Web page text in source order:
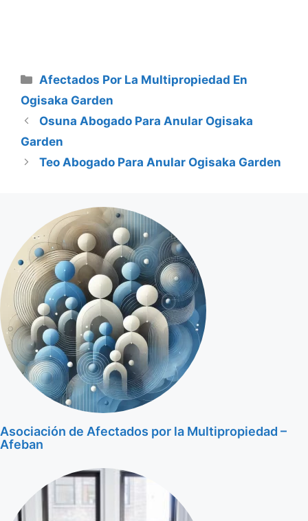
Categorías
Afectados Por La Multipropiedad En
Ogisaka Garden
Osuna Abogado Para Anular Ogisaka
Garden
Teo Abogado Para Anular Ogisaka Garden
Asociación de Afectados por la Multipropiedad –
Afeban